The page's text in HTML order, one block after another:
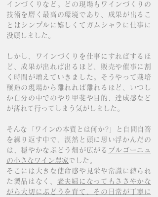
インづくりなど。
どの現場もワインづくりの
技術を磨く最高の環境であり、成果が出るこ
とはシンプルに嬉しくてガムシャラに仕事に
没頭しました。
しかし、ワインづくりを仕事にすればするほ
ど、成果が出れば出るほど、販売や催事に割
く時間が増えていきました。そうやって栽培
醸造の現場から離れれば離れるほど、
いつし
か自分の中でのやり甲斐や目的、達成感など
が薄れて行ってしまう気がしました。
そんな「ワインの本質とは何か?」と自問自答
を繰り返す中で、漠然と頭に思い浮かんだの
は、穏やかなぶどう畑が広がる ブルゴーニュ
の小さなワイン農家でした。
そこには大きな使命感や見栄や常識に縛られ
た製品はなく、 老夫婦になってもささやかな
がら大切にぶどうを育て、その日常が丁寧に